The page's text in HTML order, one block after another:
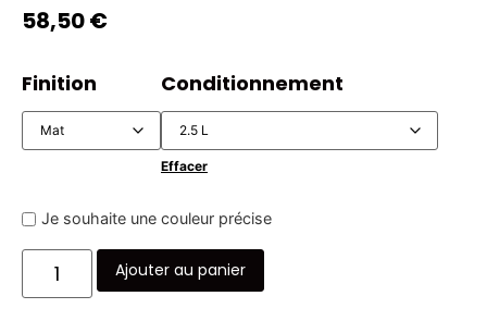
58,50 €
Finition Conditionnement
Effacer
Je souhaite une couleur précise
Ajouter au panier